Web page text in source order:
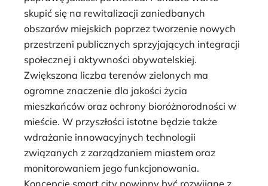
skupić się na rewitalizacji zaniedbanych
obszarów miejskich poprzez tworzenie nowych
przestrzeni publicznych sprzyjających integracji
społecznej i aktywności obywatelskiej.
Zwiększona liczba terenów zielonych ma
ogromne znaczenie dla jakości życia
mieszkańców oraz ochrony bioróżnorodności w
mieście. W przyszłości istotne będzie także
wdrażanie innowacyjnych technologii
związanych z zarządzaniem miastem oraz
monitorowaniem jego funkcjonowania.
Koncepcje smart city powinny być rozwijane z